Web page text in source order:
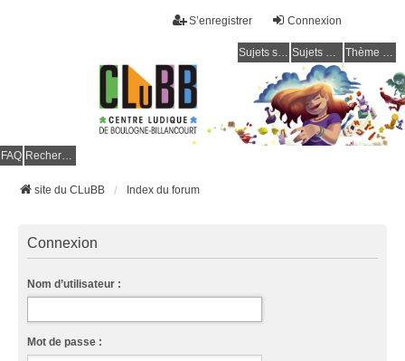
Connexion
S’enregistrer
Sujets sans réponse Sujets actifs Thème clair / foncé
FAQ Rechercher
site du CLuBB Index du forum
Connexion
Nom d’utilisateur :
Mot de passe :